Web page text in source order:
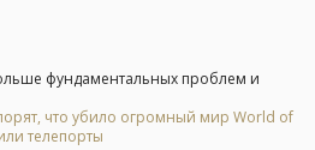
фундаментальных проблем и
что убило огромный мир World of
телепорты